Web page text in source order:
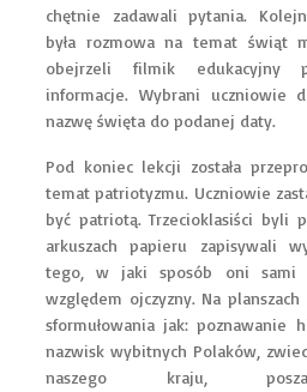
chętnie zadawali pytania.
była rozmowa na temat świąt
obejrzeli filmik edukacyjny
informacje. Wybrani uczniowie
nazwę święta do podanej daty.
Pod koniec lekcji została
temat patriotyzmu. Uczniowie
być patriotą. Trzecioklasiści byli
arkuszach papieru zapisywali
tego, w jaki sposób oni sami
względem ojczyzny. Na
sformułowania jak: poznawanie
nazwisk wybitnych Polaków,
naszego kraju,